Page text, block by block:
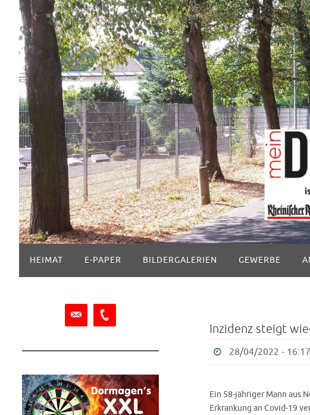
springen
Inhalt
springen
HEIMAT E-PAPER BILDERGALERIEN GEWERBE
Inzidenz steigt
28/04/2022 - 16:17
Ein 58-jähriger Mann aus
Erkrankung an Covid-19